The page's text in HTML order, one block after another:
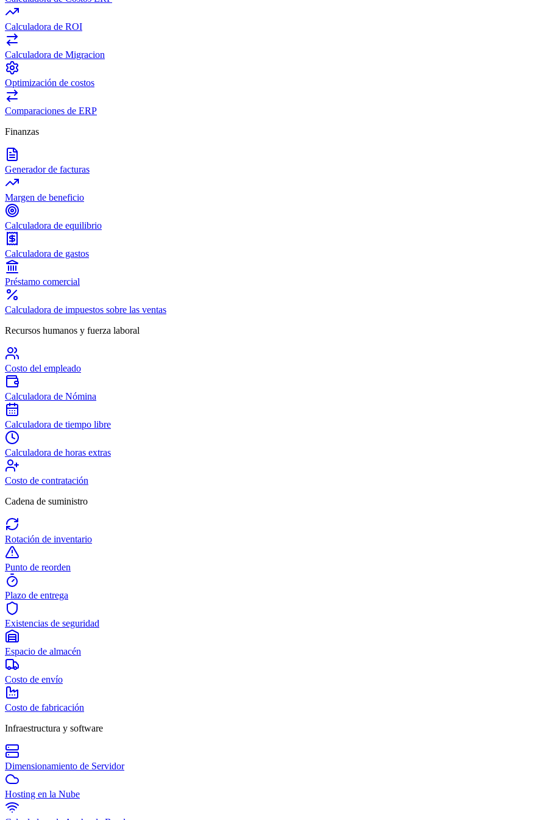
Calculadora de ROI
Calculadora de Migracion
Optimización de costos
Comparaciones de ERP
Finanzas
Generador de facturas
Margen de beneficio
Calculadora de equilibrio
Calculadora de gastos
Préstamo comercial
Calculadora de impuestos sobre las ventas
Recursos humanos y fuerza laboral
Costo del empleado
Calculadora de Nómina
Calculadora de tiempo libre
Calculadora de horas extras
Costo de contratación
Cadena de suministro
Rotación de inventario
Punto de reorden
Plazo de entrega
Existencias de seguridad
Espacio de almacén
Costo de envío
Costo de fabricación
Infraestructura y software
Dimensionamiento de Servidor
Hosting en la Nube